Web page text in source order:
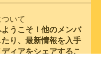
いて
うこそ！他のメンバ
り、最新情報を入手
ィアをシェアするこ